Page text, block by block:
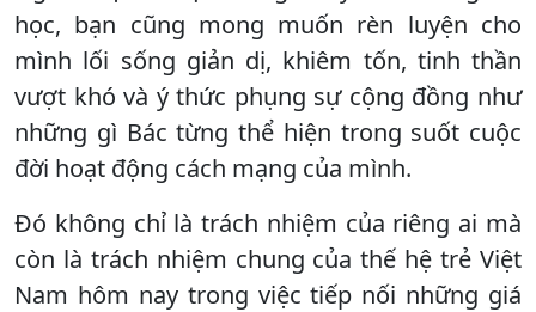
học, bạn cũng mong muốn rèn luyện cho
mình lối sống giản dị, khiêm tốn, tinh thần
vượt khó và ý thức phụng sự cộng đồng như
những gì Bác từng thể hiện trong suốt cuộc
đời hoạt động cách mạng của mình.
Đó không chỉ là trách nhiệm của riêng ai mà
còn là trách nhiệm chung của thế hệ trẻ Việt
Nam hôm nay trong việc tiếp nối những giá